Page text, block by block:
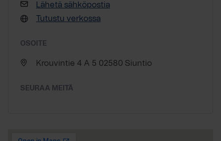
Lähetä sähköpostia
Tutustu verkossa
OSOITE
Krouvintie 4 A 5 02580 Siuntio
SEURAA MEITÄ